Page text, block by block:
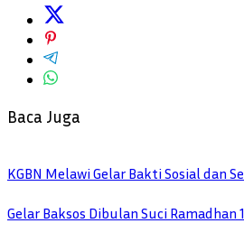
Baca Juga
KGBN Melawi Gelar Bakti Sosial dan
Gelar Baksos Dibulan Suci